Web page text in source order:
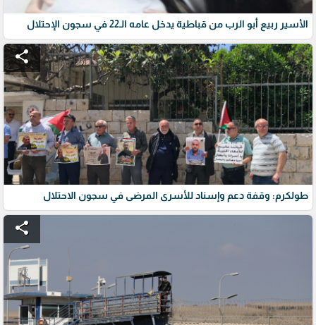
الأسير ربيع أبو الرب من قباطية يدخل عامه الـ22 في سجون الإحتلال
share
طولكرم: وقفة دعم وإسناد للأسرى المرضى في سجون الاحتلال
share